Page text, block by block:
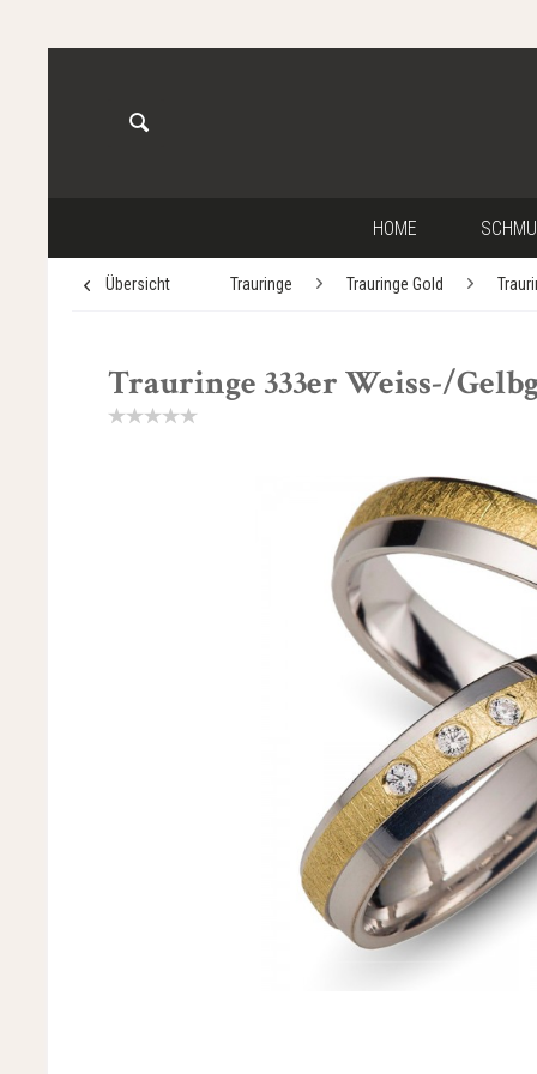
HOME
Übersicht Trauringe Trauringe Gold
Trauringe 333er Weiss-/